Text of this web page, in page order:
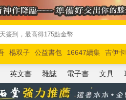
楊双子 公益書包 16647續集 吉伊
邊攤新作 馬斯克 玩具總動員5 超慢跑
英文書 雜誌 電子書 文具